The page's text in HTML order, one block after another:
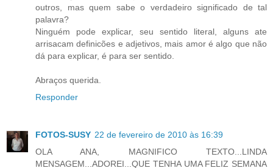
outros, mas quem sabe o verdadeiro significado de tal
palavra?
Ninguém pode explicar, seu sentido literal, alguns ate
arrisacam definicões e adjetivos, mais amor é algo que não
dá para explicar, é para ser sentido.
Abraços querida.
Responder
FOTOS-SUSY 22 de fevereiro de 2010 às 16:39
OLA ANA, MAGNIFICO TEXTO...LINDA
MENSAGEM...ADOREI...QUE TENHA UMA FELIZ SEMANA